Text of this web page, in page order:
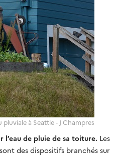
à Seattle - J Champres
de pluie de sa toiture. Les
des dispositifs branchés sur